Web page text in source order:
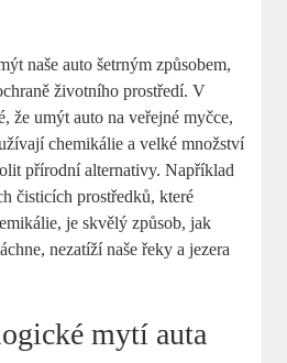
naše auto šetrným způsobem,
životního prostředí. V
že umýt auto na veřejné myčce,
chemikálie a velké množství
přírodní alternativy. Například
čisticích prostředků, které
je skvělý způsob, jak
nezatíží naše řeky a jezera
mytí auta